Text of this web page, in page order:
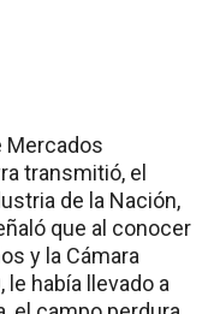
Mercados
transmitió, el
de la Nación,
que al conocer
y la Cámara
había llevado a